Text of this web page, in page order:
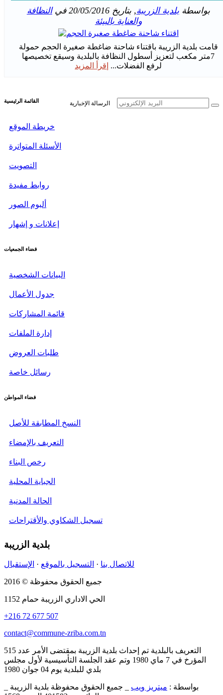
بواسطةبلدية الزريبة, بتاريخ20/05/2016 فيالنظافة
والعناية بالبيئة
قامت بلدية الزريبة باقتناء شاحنة ضاغطة صغيرة الحجم حمولة
7متر مكعب لتعزيز أسطول النظافة بالبلدية وسيقع تخصيصها
لرفع الفضلات... إقرأ المزيد
الرسالة الإخبارية القائمة الرئيسية
خريطة الموقع
الأسئلة المتواترة
التصويت
روابط مفيدة
ألبوم الصور
إعلانات و إشهار
فضاء الجمعيات
البيانات الشخصية
جدول الأعمال
قائمة المشاركات
إدارة الملفات
طلبات العروض
رسائل خاصة
فضاء المواطن
النسخ المطابقة للأصل
التعريف بالإمضاء
رخص البناء
الجباية المحلية
الحالة المدنية
تسجيل الشكاوي والأقتراحات
بلدية الزريبة
للاتصال بنا · التسجيل بالموقع · الإستقبال
جميع الحقوق محفوظة © 2016
الحي الاداري الزريبة حمام 1152
+216 72 677 507
contact@commune-zriba.com.tn
التعريف بالبلدية
تم إحداث بلدية الزريبة بمقتضى الأمر عدد 515
المؤرخ في 7 ماي 1980 وتم عقد الجلسة التأسيسية لأول مجلس
بلدي للبلدية يوم 04 جوان 1980
بواسطة : ميتريز ويب جميع الحقوق محفوظة بلدية الزريبة